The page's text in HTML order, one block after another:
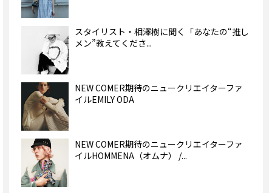
スタイリスト・相澤樹に聞く「あなたの“推し
メン”教えてくださ...
NEW COMER期待のニュークリエイターファ
イルEMILY ODA
NEW COMER期待のニュークリエイターファ
イルHOMMENA（オムナ） /...